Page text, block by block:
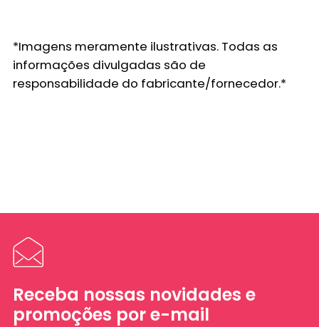
*Imagens meramente ilustrativas. Todas as
informações divulgadas são de
responsabilidade do fabricante/fornecedor.*
Receba nossas novidades e
promoções por e-mail